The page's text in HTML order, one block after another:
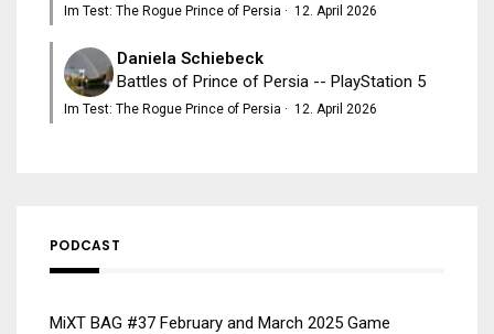
Im Test: The Rogue Prince of Persia · 12. April 2026
Daniela Schiebeck
Battles of Prince of Persia -- PlayStation 5
Im Test: The Rogue Prince of Persia · 12. April 2026
PODCAST
MiXT BAG #37 February and March 2025 Game